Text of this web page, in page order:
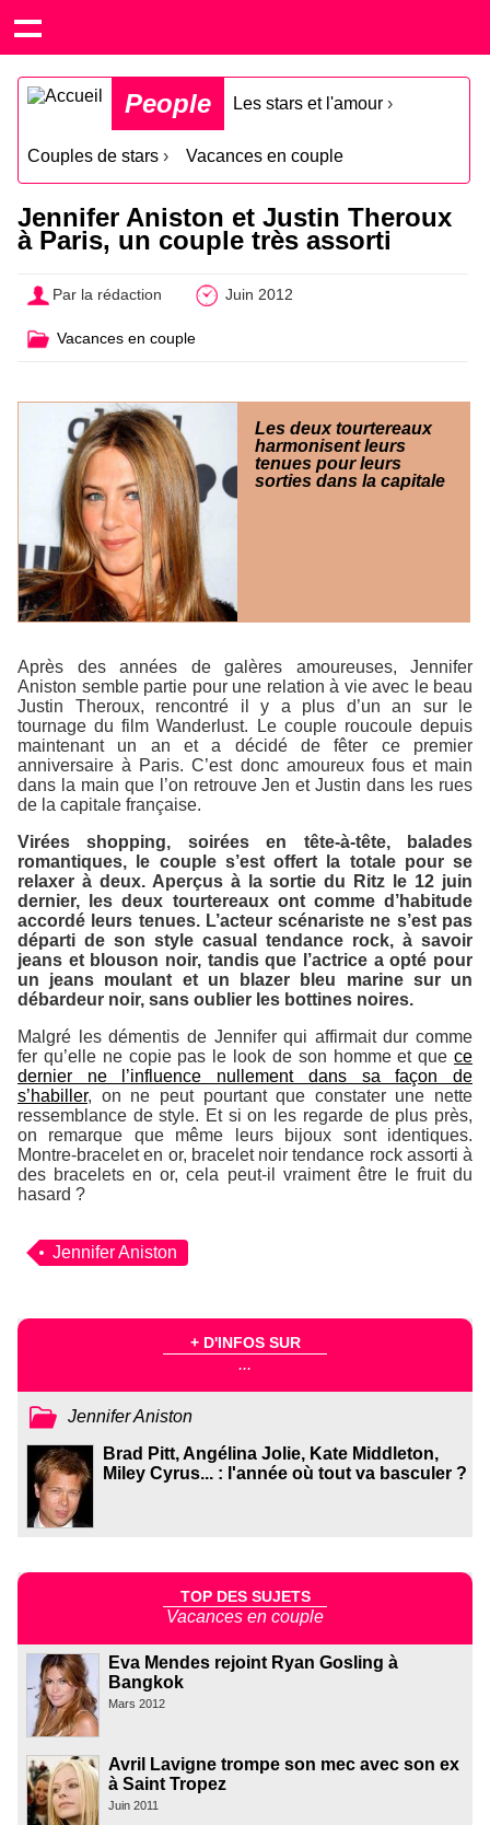
People Les stars et l'amour ›
Couples de stars › Vacances en couple
Jennifer Aniston et Justin Theroux
à Paris, un couple très assorti
Par la rédaction Juin 2012
Vacances en couple
Les deux tourtereaux
harmonisent leurs
tenues pour leurs
sorties dans la capitale
Après des années de galères amoureuses, Jennifer
Aniston semble partie pour une relation à vie avec le beau
Justin Theroux, rencontré il y a plus d’un an sur le
tournage du filmWanderlust. Le couple roucoule depuis
maintenant un an et a décidé de fêter ce premier
anniversaire à Paris. C’est donc amoureux fous et main
dans la main que l’on retrouve Jen et Justin dans les rues
de la capitale française.
Virées shopping, soirées en tête-à-tête, balades
romantiques, le couple s’est offert la totale pour se
relaxer à deux. Aperçus à la sortie du Ritz le 12 juin
dernier, les deux tourtereaux ont comme d’habitude
accordé leurs tenues. L’acteur scénariste ne s’est pas
départi de son style casual tendance rock, à savoir
jeans et blouson noir, tandis que l’actrice a opté pour
un jeans moulant et un blazer bleu marine sur un
débardeur noir, sans oublier les bottines noires.
Malgré les démentis de Jennifer qui affirmait dur comme
fer qu’elle ne copie pas le look de son homme et que ce
dernier ne l’influence nullement dans sa façon de
s’habiller, on ne peut pourtant que constater une nette
ressemblance de style. Et si on les regarde de plus près,
on remarque que même leurs bijoux sont identiques.
Montre-bracelet en or, bracelet noir tendance rock assorti à
des bracelets en or, cela peut-il vraiment être le fruit du
hasard ?
Jennifer Aniston
+ D'INFOS SUR
...
Jennifer Aniston
Brad Pitt, Angélina Jolie, Kate Middleton,
Miley Cyrus... : l'année où tout va basculer ?
TOP DES SUJETS
Vacances en couple
Eva Mendes rejoint Ryan Gosling à
Bangkok
Mars 2012
Avril Lavigne trompe son mec avec son ex
à Saint Tropez
Juin 2011